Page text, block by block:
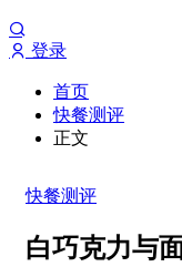
登录
首页
快餐测评
正文
快餐测评
白巧克力与